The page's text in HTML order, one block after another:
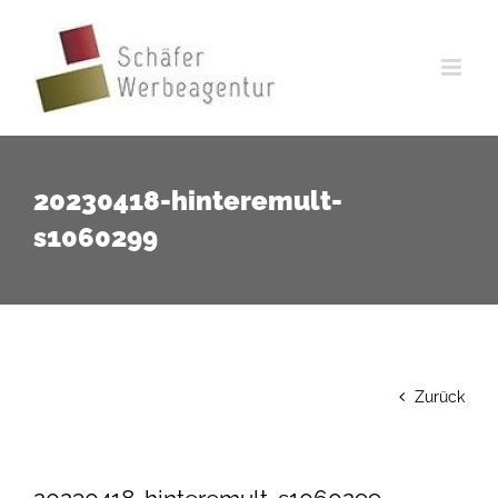
springen
20230418-hinteremult-
s1060299
Zurück